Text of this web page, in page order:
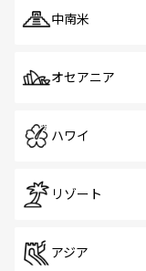
中南米
オセアニア
ハワイ
リゾート
アジア